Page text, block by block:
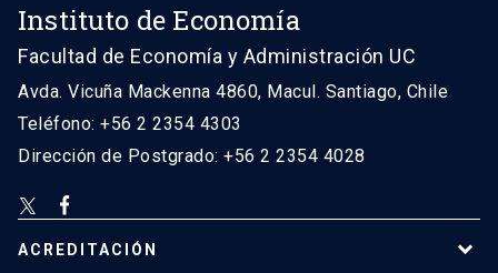
Instituto de Economía
Facultad de Economía y Administración UC
Avda. Vicuña Mackenna 4860, Macul. Santiago, Chile
Teléfono: +56 2 2354 4303
Dirección de Postgrado: +56 2 2354 4028
ACREDITACIÓN